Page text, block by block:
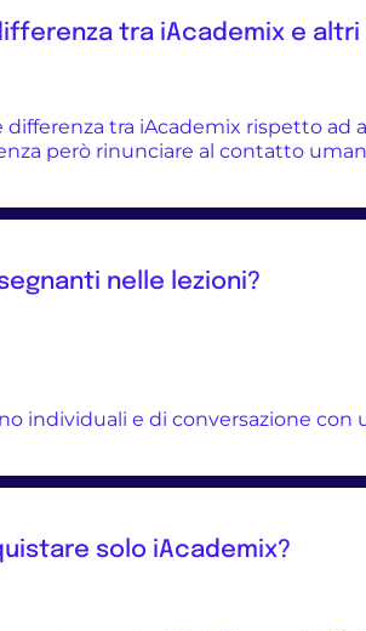
tra iAcademix e
differenza tra iAcademix rispetto
però rinunciare al contatto
nelle lezioni?
individuali e di conversazione
solo iAcademix?